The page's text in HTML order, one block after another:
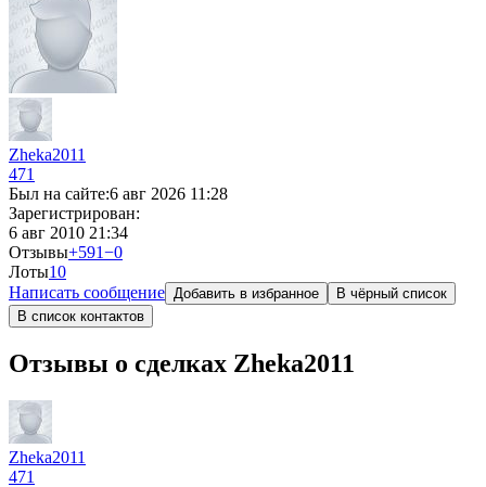
Zheka2011
471
Был на сайте:6 авг 2026 11:28
Зарегистрирован:
6 авг 2010 21:34
Отзывы+591−0
Лоты10
Написать сообщение Добавить в избранное
В чёрный список
В список контактов
Отзывы о сделках Zheka2011
Zheka2011
471